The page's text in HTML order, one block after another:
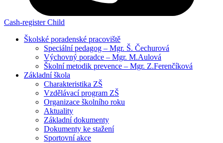
Cash-register Child
Školské poradenské pracoviště
Speciální pedagog – Mgr. Š. Čechurová
Výchovný poradce – Mgr. M.Aulová
Školní metodik prevence – Mgr. Z.Ferenčíková
Základní škola
Charakteristika ZŠ
Vzdělávací program ZŠ
Organizace školního roku
Aktuality
Základní dokumenty
Dokumenty ke stažení
Sportovní akce